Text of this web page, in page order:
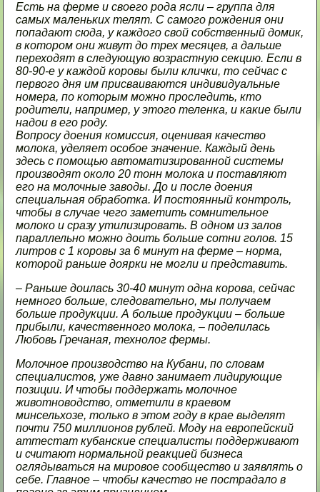
Есть на ферме и своего рода ясли – группа для
самых маленьких телят. С самого рождения они
попадают сюда, у каждого свой собственный домик,
в котором они живут до трех месяцев, а дальше
переходят в следующую возрастную секцию. Если в
80-90-е у каждой коровы были клички, то сейчас с
первого дня им присваиваются индивидуальные
номера, по которым можно проследить, кто
родители, например, у этого теленка, и какие были
надои в его роду.
Вопросу доения комиссия, оценивая качество
молока, уделяет особое значение. Каждый день
здесь с помощью автоматизированной системы
производят около 20 тонн молока и поставляют
его на молочные заводы. До и после доения
специальная обработка. И постоянный контроль,
чтобы в случае чего заметить сомнительное
молоко и сразу утилизировать. В одном из залов
параллельно можно доить больше сотни голов. 15
литров с 1 коровы за 6 минут на ферме – норма,
которой раньше доярки не могли и представить.
– Раньше доилась 30-40 минут одна корова, сейчас
немного больше, следовательно, мы получаем
больше продукции. А больше продукции – больше
прибыли, качественного молока, – поделилась
Любовь Гречаная, технолог фермы.
Молочное производство на Кубани, по словам
специалистов, уже давно занимает лидирующие
позиции. И чтобы поддержать молочное
животноводство, отметили в краевом
минсельхозе, только в этом году в крае выделят
почти 750 миллионов рублей. Моду на европейский
аттестат кубанские специалисты поддерживают
и считают нормальной реакцией бизнеса
оглядываться на мировое сообщество и заявлять о
себе. Главное – чтобы качество не пострадало в